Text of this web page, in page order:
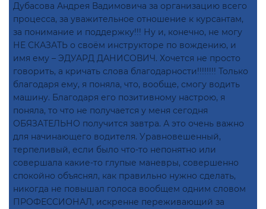
Дубасова Андрея Вадимовича за организацию всего
процесса, за уважительное отношение к курсантам,
за понимание и поддержку!!! Ну и, конечно, не могу
НЕ СКАЗАТЬ о своём инструкторе по вождению, и
имя ему – ЭДУАРД ДАНИСОВИЧ. Хочется не просто
говорить, а кричать слова благодарности!!!!!!!! Только
благодаря ему, я поняла, что, вообще, смогу водить
машину. Благодаря его позитивному настрою, я
поняла, то что не получается у меня сегодня
ОБЯЗАТЕЛЬНО получится завтра. А это очень важно
для начинающего водителя. Уравновешенный,
терпеливый, если было что-то непонятно или
совершала какие-то глупые маневры, совершенно
спокойно объяснял, как правильно нужно сделать,
никогда не повышал голоса вообщем одним словом
ПРОФЕССИОНАЛ, искренне переживающий за